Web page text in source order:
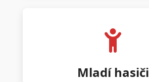
Mladí hasiči